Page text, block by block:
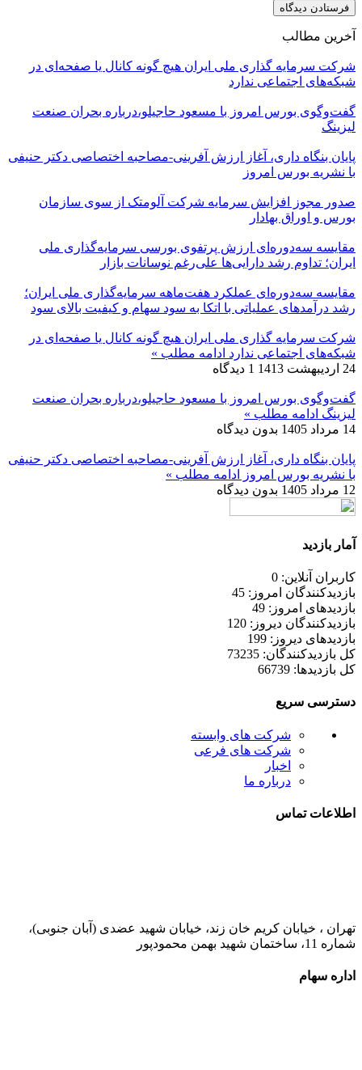
آخرین مطالب
شرکت سرمایه گذاری ملی ایران هیچ گونه کانال یا صفحه‌ای در
شبکه‌های اجتماعی ندارد
گفت‌وگوی بورس امروز با مسعود حاجیلو،درباره بحران صنعت
لیزینگ
پایان بنگاه داری، آغاز ارزش آفرینی-مصاحبه اختصاصی دکتر حنیفی
با نشریه بورس امروز
صدور مجوز افزایش سرمایه شرکت آلومتک از سوی سازمان
بورس و اوراق بهادار
مقایسه سه‌دوره‌ای ارزش پرتفوی بورسی سرمایه‌گذاری ملی
ایران؛ تداوم رشد دارایی‌ها علی‌رغم نوسانات بازار
مقایسه سه‌دوره‌ای عملکرد هفت‌ماهه سرمایه‌گذاری ملی ایران؛
رشد درآمدهای عملیاتی با اتکا به سود سهام و کیفیت بالای سود
شرکت سرمایه گذاری ملی ایران هیچ گونه کانال یا صفحه‌ای در
شبکه‌های اجتماعی ندارد ادامه مطلب »
24 اردیبهشت 1413
1 دیدگاه
گفت‌وگوی بورس امروز با مسعود حاجیلو،درباره بحران صنعت
لیزینگ ادامه مطلب »
14 مرداد 1405
بدون دیدگاه
پایان بنگاه داری، آغاز ارزش آفرینی-مصاحبه اختصاصی دکتر حنیفی
با نشریه بورس امروز
ادامه مطلب »
12 مرداد 1405
بدون دیدگاه
آمار بازدید
کاربران آنلاین: 0
بازدیدکنندگان امروز: 45
بازدیدهای امروز: 49
بازدیدکنندگان دیروز: 120
بازدیدهای دیروز: 199
کل بازدیدکنند‌گان: 73235
کل بازدیدها: 66739
دسترسی سریع
شرکت های وابسته
شرکت های فرعی
اخبار
درباره ما
اطلاعات تماس
تهران ، خیابان کریم خان زند، خیابان شهید عضدی (آبان جنوبی)،
شماره 11، ساختمان شهید بهمن محمودپور
اداره سهام